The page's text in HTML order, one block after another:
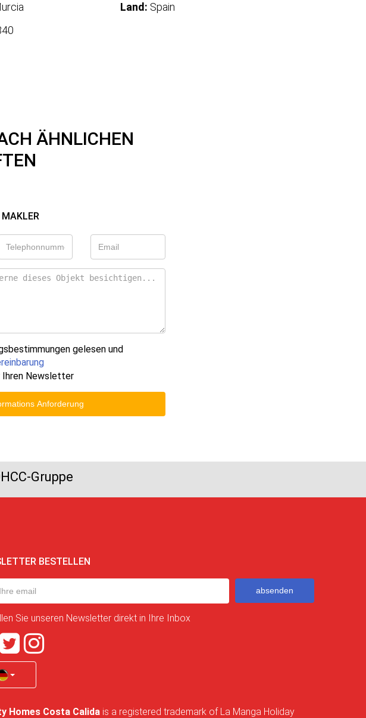
Land: Spain
ÄHNLICHEN
MAKLER
gelesen und
Ihren Newsletter
Anforderung
Gruppe
BESTELLEN
absenden
Sie unseren Newsletter direkt in Ihre Inbox
Homes Costa Calida is a registered trademark of La Manga Holiday